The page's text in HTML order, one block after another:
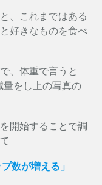
、これまではある
好きなものを食べ
、体重で言うと
をし上の写真の
開始することで調
数が増える」